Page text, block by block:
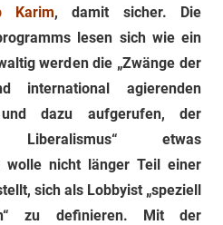
Karim, damit sicher. Die
lesen sich wie ein
werden die „Zwänge der
international agierenden
dazu aufgerufen, der
etwas
wolle nicht länger Teil einer
sich als Lobbyist „speziell
zu definieren. Mit der